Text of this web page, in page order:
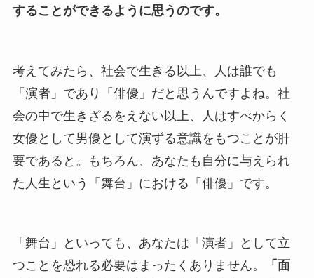
することができるように思うのです。
考えてみたら、社会で生きる以上、人は誰でも
「演者」であり「俳優」だと思うんですよね。社
会の中で生きざるをえない以上、人はすべからく
女優として男優として演ずる意識をもつことが肝
要であると。もちろん、あなたも自分に与えられ
た人生という「舞台」における「俳優」です。
「舞台」といっても、あなたは「演者」として立
つことを恐れる必要はまったくありません。
「面